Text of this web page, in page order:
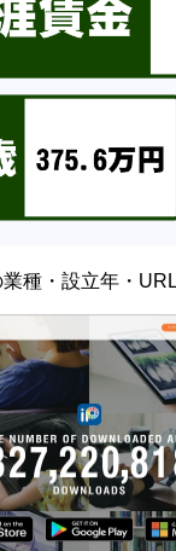
種・設立年・